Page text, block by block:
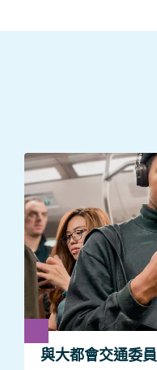
與大都會交通委